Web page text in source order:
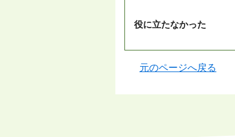
役に立たなかった
元のページへ戻る